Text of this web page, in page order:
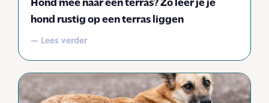
hond rustig op een terras liggen
— Lees verder